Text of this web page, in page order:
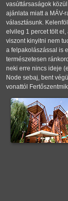
vasúttársaságok
ajánlata miatt a MÁV-
választásunk.
elvileg 1 percet tölt
viszont kinyitni nem
a felpakolászással is
természetesen
neki erre nincs ideje
Node sebaj, bent
vonattól